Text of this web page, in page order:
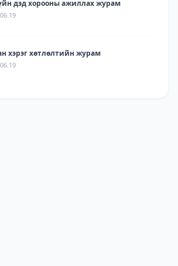
дэд хорооны ажиллах журам
хэрэг хөтлөлтийн журам